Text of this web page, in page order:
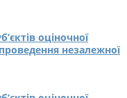
оціночної
незалежної